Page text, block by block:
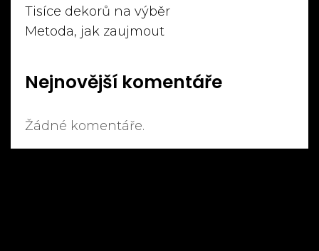
Tisíce dekorů na výběr
Metoda, jak zaujmout
Nejnovější komentáře
Žádné komentáře.